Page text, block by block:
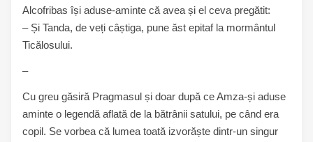
Alcofribas își aduse-aminte că avea și el ceva pregătit:
– Și Tanda, de veți câștiga, pune ăst epitaf la mormântul
Ticălosului.
–
Cu greu găsiră Pragmasul și doar după ce Amza-și aduse
aminte o legendă aflată de la bătrânii satului, pe când era
copil. Se vorbea că lumea toată izvorăște dintr-un singur